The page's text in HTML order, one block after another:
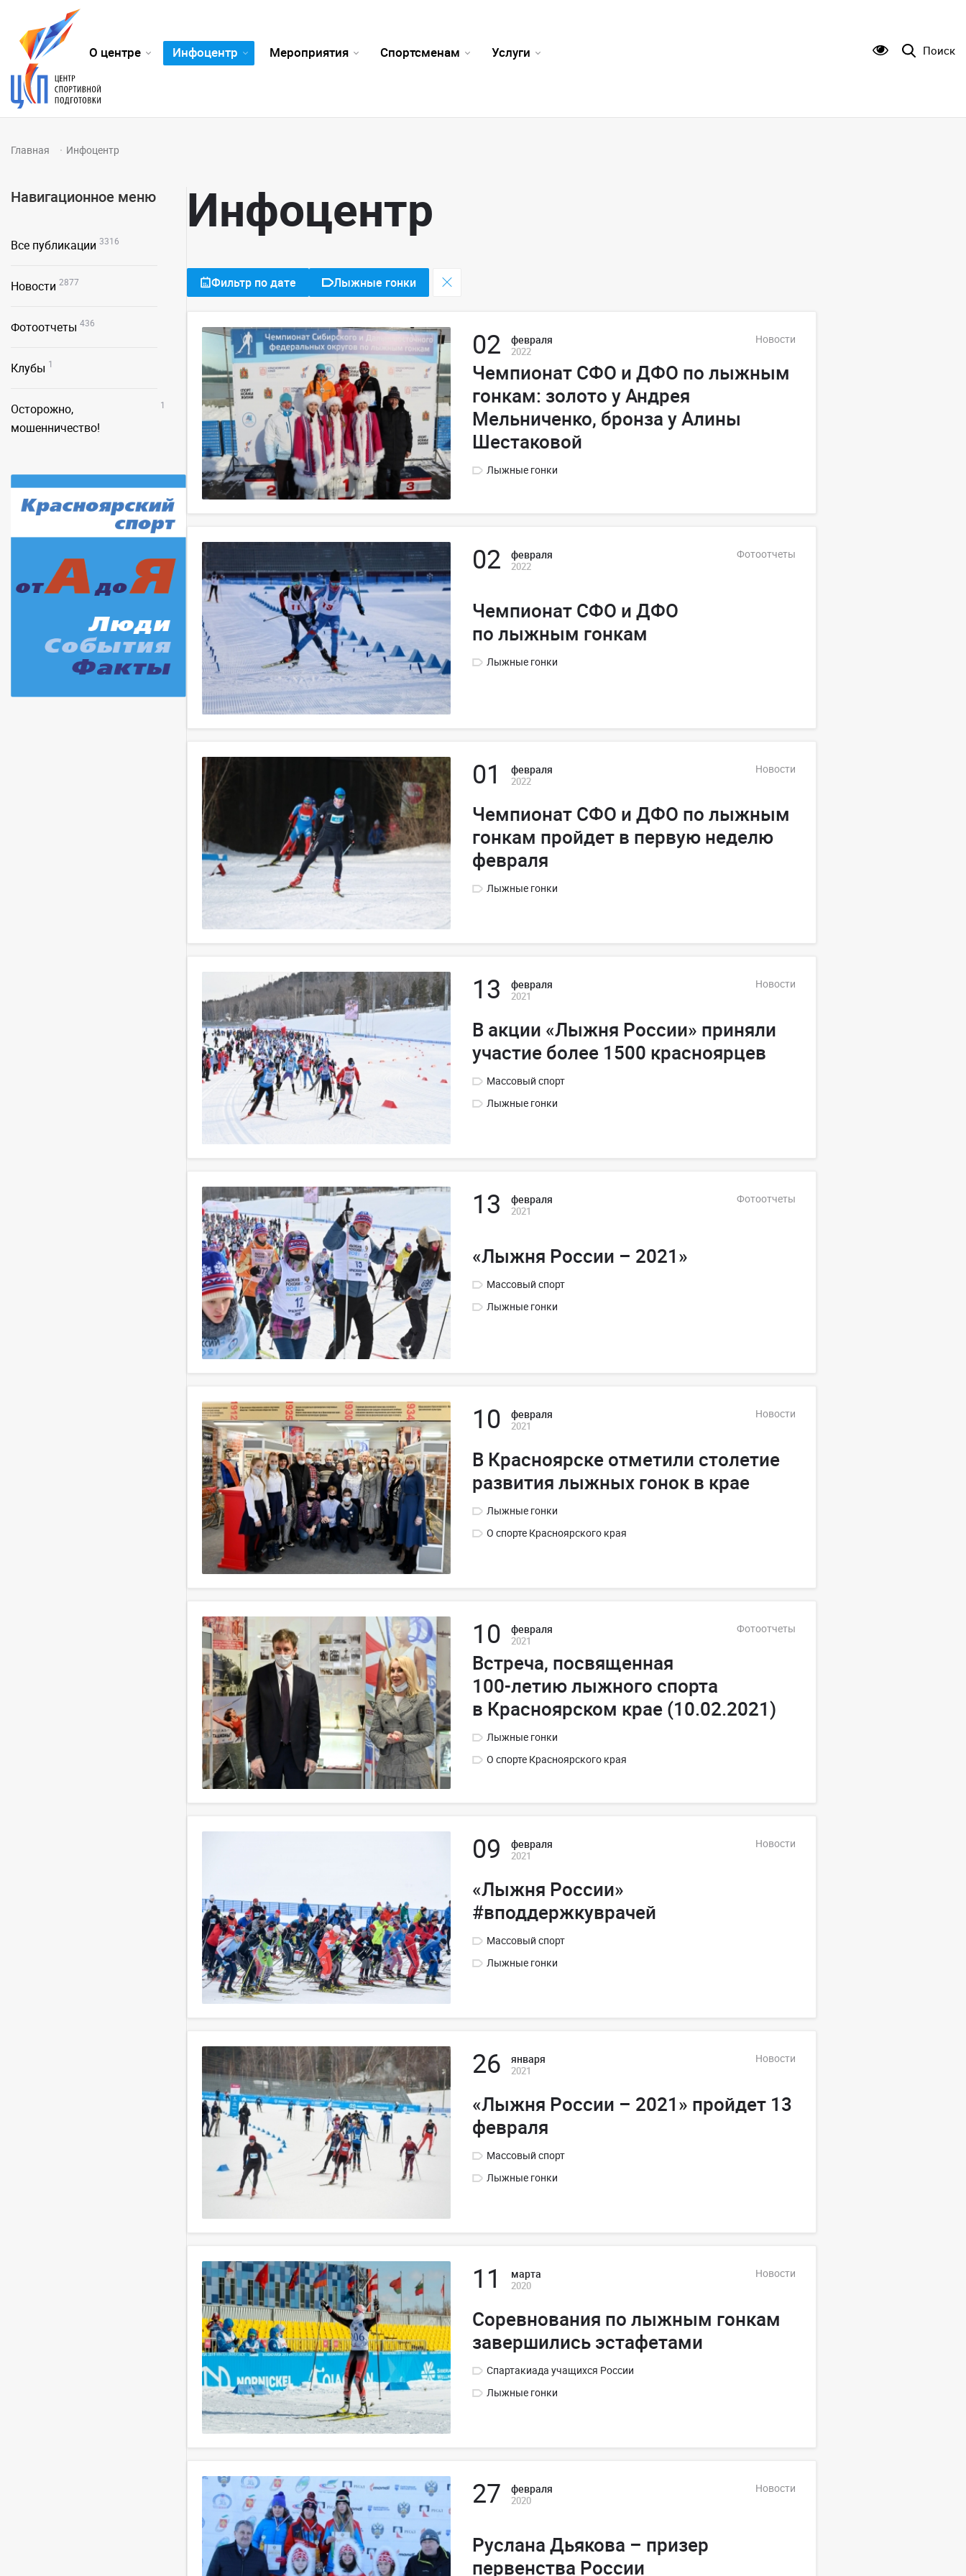
О центре Инфоцентр Мероприятия Спортсменам Услуги Поиск
Главная Инфоцентр
Навигационное меню
Все публикации 3316
Новости 2877
Фотоотчеты 436
Клубы 1
Осторожно,
мошенничество!
1
Инфоцентр
Фильтр по дате Лыжные гонки
02 февраля
2022
Новости
Чемпионат СФО и ДФО по лыжным
гонкам: золото у Андрея
Мельниченко, бронза у Алины
Шестаковой
Лыжные гонки
02 февраля
2022
Фотоотчеты
Чемпионат СФО и ДФО
по лыжным гонкам
Лыжные гонки
01 февраля
2022
Новости
Чемпионат СФО и ДФО по лыжным
гонкам пройдет в первую неделю
февраля
Лыжные гонки
13 февраля
2021
Новости
В акции «Лыжня России» приняли
участие более 1500 красноярцев
Массовый спорт
Лыжные гонки
13 февраля
2021
Фотоотчеты
«Лыжня России – 2021»
Массовый спорт
Лыжные гонки
10 февраля
2021
Новости
В Красноярске отметили столетие
развития лыжных гонок в крае
Лыжные гонки
О спорте Красноярского края
10 февраля
2021
Фотоотчеты
Встреча, посвященная
100-летию лыжного спорта
в Красноярском крае (10.02.2021)
Лыжные гонки
О спорте Красноярского края
09 февраля
2021
Новости
«Лыжня России»
#вподдержкуврачей
Массовый спорт
Лыжные гонки
26 января
2021
Новости
«Лыжня России – 2021» пройдет 13
февраля
Массовый спорт
Лыжные гонки
11 марта
2020
Новости
Соревнования по лыжным гонкам
завершились эстафетами
Спартакиада учащихся России
Лыжные гонки
27 февраля
2020
Новости
Руслана Дьякова – призер
первенства России